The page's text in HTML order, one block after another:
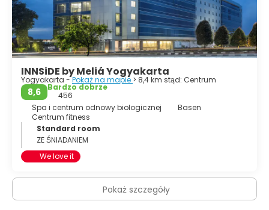
tym miejscu. Obecnie najbardziej znane jako "srebrna
wioska".
• Imogiri, na południowy zachód od miasta. Cmentarz
rodzin królewskich Yogyakarty i Surakarty.
• Kotabaru.
INNSiDE by Meliá Yogyakarta
Yogyakarta -Pokaż na mapie > 8,4 km stąd: Centrum
8,6
Bardzo dobrze
456
Spa i centrum odnowy biologicznej
Basen
Centrum fitness
Standard room
ZE ŚNIADANIEM
We love it
Pokaż szczegóły